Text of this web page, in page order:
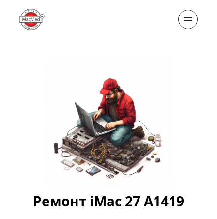
Ремонт iMac 27 A1419